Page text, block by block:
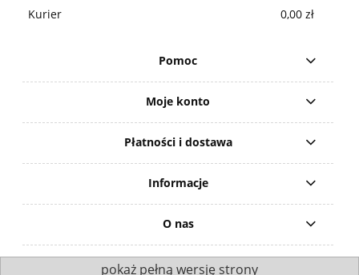
Kurier 0,00 zł
Pomoc
Moje konto
Płatności i dostawa
Informacje
O nas
pokaż pełną wersję strony